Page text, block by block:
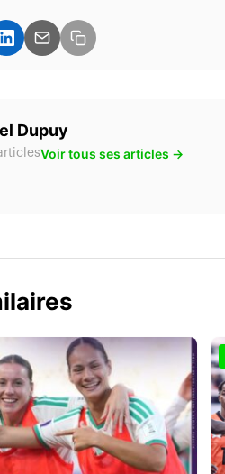
Dupuy
Voir tous ses articles →